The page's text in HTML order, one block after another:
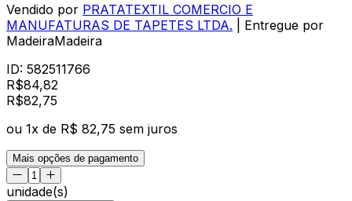
Vendido por PRATATEXTIL COMERCIO E
MANUFATURAS DE TAPETES LTDA.
| Entregue por
MadeiraMadeira
ID: 582511766
R$84,82
R$82,75
ou 1x de R$ 82,75 sem juros
Mais opções de pagamento
unidade(s)